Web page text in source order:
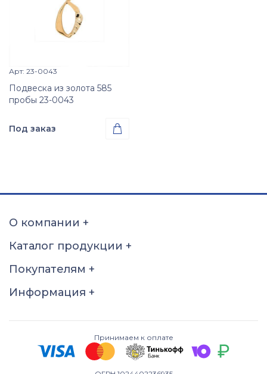
 Просмотр изделия
Арт: 23-0043
Подвеска из золота 585
пробы 23-0043
Под заказ 
О компании +
Каталог продукции +
Покупателям +
Информация +
Принимаем к оплате